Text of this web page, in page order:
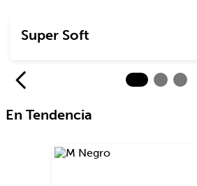
Super Soft
En Tendencia